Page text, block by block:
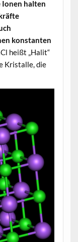
Ionen halten
konstanten
heißt „Halit“
Kristalle, die